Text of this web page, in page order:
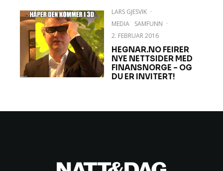
LARS GJESVIK ·
MEDIA
SAMFUNN ·
2. FEBRUAR 2016
HEGNAR.NO FEIRER
NYE NETTSIDER MED
FINANSNORGE – OG
DU ER INVITERT!